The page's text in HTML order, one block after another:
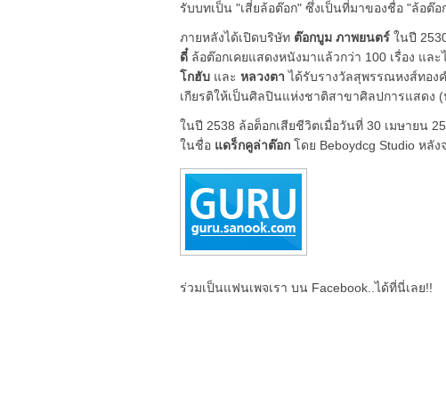
รับบทเป็น "เสี่ยล้อต๊อก" ซึ่งเป็นที่มาของชื่อ "ล้อต๊อ
ภายหลังได้เปิดบริษัท ต๊อกบูม ภาพยนตร์ ในปี
ดี๋ ล้อต๊อกเคยแสดงหนังมาแล้วกว่า 100 เรื่อง แล
โกฮับ และ หลวงตา ได้รับรางวัลสุพรรณหงส์ทองค
เกียรติให้เป็นศิลปินแห่งชาติสาขาศิลปการแสดง
ในปี 2538 ล้อต็อกเสียชีวิตเมื่อวันที่ 30 เมษายน
ในชื่อ แดร็กคูล่าต๊อก โดย Beboydcg Studio หลั
ร่วมเป็นแฟนเพจเรา บน Facebook..ได้ที่นี่เลย!!